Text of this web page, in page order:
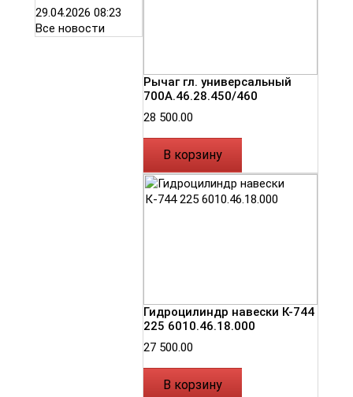
29.04.2026 08:23
Все новости
Рычаг гл. универсальный
700А.46.28.450/460
28 500.00
В корзину
Гидроцилиндр навески К-744
225 6010.46.18.000
27 500.00
В корзину